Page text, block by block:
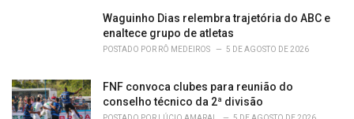
Waguinho Dias relembra trajetória do ABC e
enaltece grupo de atletas
POSTADO POR RÔ MEDEIROS 5 DE AGOSTO DE 2026
FNF convoca clubes para reunião do
conselho técnico da 2ª divisão